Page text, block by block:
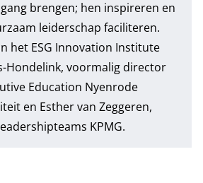
brengen; hen inspireren en
leiderschap faciliteren.
het ESG Innovation Institute
Hondelink, voormalig director
Education Nyenrode
en Esther van Zeggeren,
KPMG.